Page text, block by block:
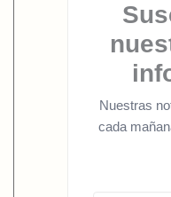
Nuestras
cada